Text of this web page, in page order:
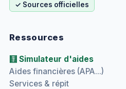
✓ Sources officielles
Ressources
🧮 Simulateur d'aides
Aides financières (APA...)
Services & répit